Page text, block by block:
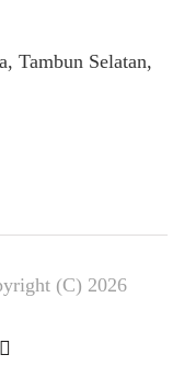
Tambun Selatan,
(C) 2026